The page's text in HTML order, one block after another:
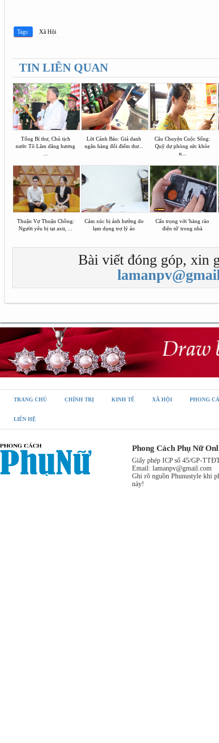
Tags: Xã Hội
TIN LIÊN QUAN
Tổng Bí thư, Chủ tịch
nước Tô Lâm dâng hương
Lời Cảnh Báo: Giả danh
ngân hàng đổi điểm thư...
Câu Chuyện Cuộc Sống:
Quỹ dự phòng sức khỏe
n...
Thuận Vợ Thuận Chồng:
Người yêu bị tạt axit, ...
Cảm xúc bị ảnh hưởng do
lạm dụng trợ lý ảo
Cẩn trọng với 'hàng rào
điện tử' trong nhà
Bài viết đóng góp, xin
TRANG CHỦ CHÍNH TRỊ KINH TẾ XÃ HỘI PHONG
LIÊN HỆ
Phong Cách Phụ Nữ
Giấy phép ICP số 45/GP-
Email: lamanpv@gmail.com
Ghi rõ nguồn Phunustyle khi
này!